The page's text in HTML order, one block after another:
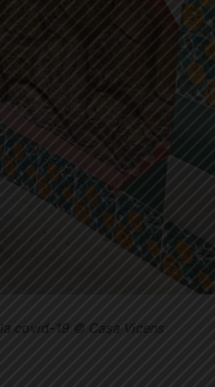
covid-19 © Casa Vicens